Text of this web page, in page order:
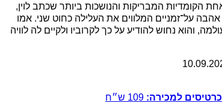
הקומדיות המבריקות והנושכות ביותר שכתב לוין,
על־זמניים המלווים את העלילה כחוט שני. אמו
והוא נחוש להודיע על כך לקרוביו ולקיים לה לוויה
כרטיסים למכירה: 109 ש״ח